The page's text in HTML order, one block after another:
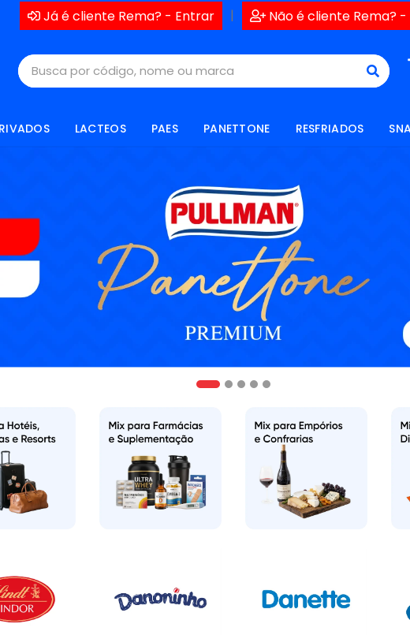
Já é cliente Rema? - Entrar | Não é cliente Rema?
LACTEOS PAES PANETTONE RESFRIADOS